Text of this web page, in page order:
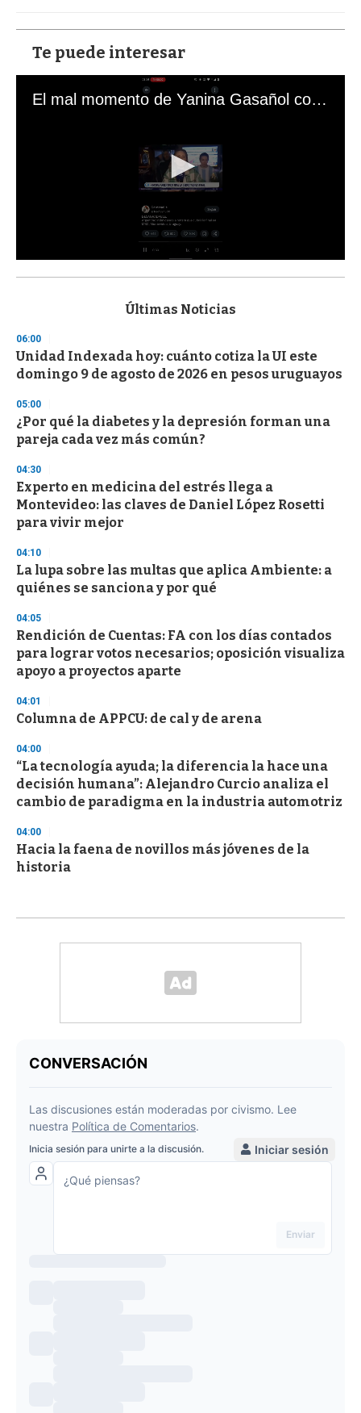
Te puede interesar
El mal momento de Yanina Gasañol con un hincha argentino en "Subrayado"
s
d
s
o
f
3
s
e
c
n
d
s
Últimas Noticias
06:00
Unidad Indexada hoy: cuánto cotiza la UI este
domingo 9 de agosto de 2026 en pesos uruguayos
05:00
¿Por qué la diabetes y la depresión forman una
pareja cada vez más común?
04:30
Experto en medicina del estrés llega a
Montevideo: las claves de Daniel López Rosetti
para vivir mejor
04:10
La lupa sobre las multas que aplica Ambiente: a
quiénes se sanciona y por qué
04:05
Rendición de Cuentas: FA con los días contados
para lograr votos necesarios; oposición visualiza
apoyo a proyectos aparte
04:01
Columna de APPCU: de cal y de arena
04:00
“La tecnología ayuda; la diferencia la hace una
decisión humana”: Alejandro Curcio analiza el
cambio de paradigma en la industria automotriz
04:00
Hacia la faena de novillos más jóvenes de la
historia